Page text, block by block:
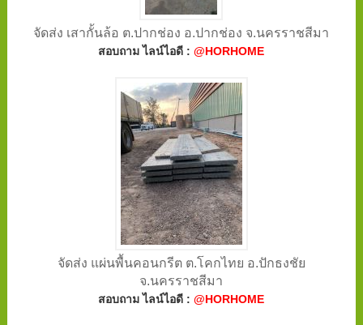
จัดส่ง เสากั้นล้อ ต.ปากช่อง อ.ปากช่อง จ.นครราชสีมา
สอบถาม ไลน์ไอดี :@HORHOME
จัดส่ง แผ่นพื้นคอนกรีต ต.โคกไทย อ.ปักธงชัย
จ.นครราชสีมา
สอบถาม ไลน์ไอดี :@HORHOME